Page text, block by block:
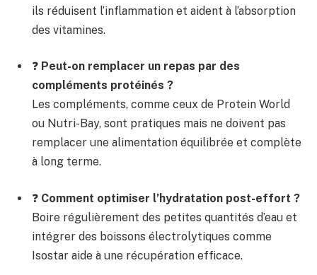
ils réduisent l’inflammation et aident à l’absorption
des vitamines.
❓ Peut-on remplacer un repas par des
compléments protéinés ?
Les compléments, comme ceux de Protein World
ou Nutri-Bay, sont pratiques mais ne doivent pas
remplacer une alimentation équilibrée et complète
à long terme.
❓ Comment optimiser l’hydratation post-effort ?
Boire régulièrement des petites quantités d’eau et
intégrer des boissons électrolytiques comme
Isostar aide à une récupération efficace.